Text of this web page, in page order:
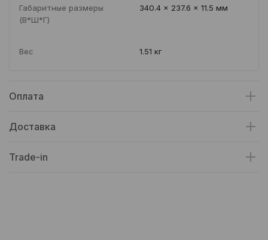
Габаритные размеры
(В*Ш*Г)
340.4 x 237.6 x 11.5 мм
Вес 1.51 кг
Оплата
Доставка
Trade-in